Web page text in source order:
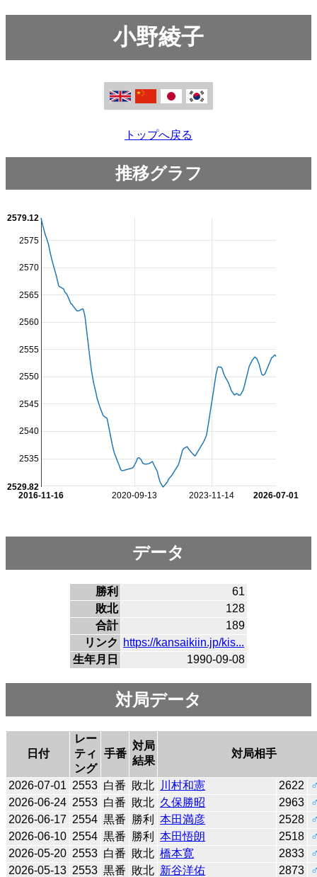
小野綾子
トップへ戻る
推移グラフ
2020-09-13 2023-11-14
2016-11-16 2026-07-01
2535
2540
2545
2550
2555
2560
2565
2570
2575
2529.82
2579.12
データ
勝利
61
敗北
128
合計
189
リンク
https://kansaikiin.jp/kis...
生年月日
1990-09-08
対局データ
日付
レー
ティ
ング
手番
対局
結果
対局相手
2026-07-01 2553 白番 敗北 川村和憲 2622
2026-06-24 2553 白番 敗北 久保勝昭 2963
2026-06-17 2554 黒番 勝利 本田満彦 2528
2026-06-10 2554 黒番 勝利 本田悟朗 2518
2026-05-20 2553 白番 敗北 橋本寛 2833
2026-05-13 2553 黒番 敗北 新谷洋佑 2873